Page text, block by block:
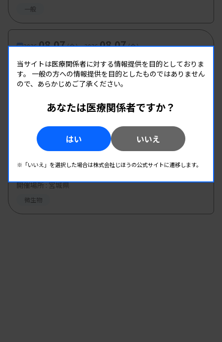
一般
2026.08.07（金）-2026.08.07（金）
微生物検査研究班研修会
主催 :栃木県臨床検査技師会
開催場所 : WEB
微生物
2026. （土） 08.08 （土）
開催場所 : 宮城県
微生物
当サイトは医療関係者に対する情報提供を目的としておりま
す。 一般の方への情報提供を目的としたものではありません
ので、あらかじめご了承ください。
あなたは医療関係者ですか？
はい いいえ
※「いいえ」を選択した場合は株式会社じほうの公式サイトに遷移します。